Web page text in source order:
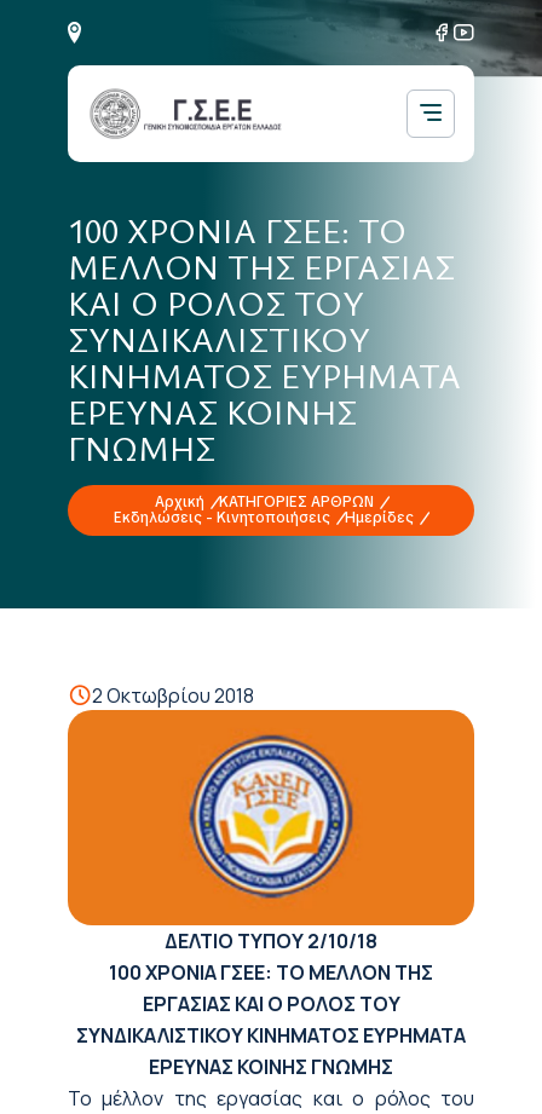
100 ΧΡΟΝΙΑ ΓΣΕΕ: ΤΟ
ΜΕΛΛΟΝ ΤΗΣ ΕΡΓΑΣΙΑΣ
ΚΑΙ Ο ΡΟΛΟΣ ΤΟΥ
ΣΥΝΔΙΚΑΛΙΣΤΙΚΟΥ
ΚΙΝΗΜΑΤΟΣ ΕΥΡΗΜΑΤΑ
ΕΡΕΥΝΑΣ ΚΟΙΝΗΣ
ΓΝΩΜΗΣ
Αρχική
ΚΑΤΗΓΟΡΙΕΣ ΑΡΘΡΩΝ
Εκδηλώσεις - Κινητοποιήσεις
Ημερίδες
2 Οκτωβρίου 2018
ΔΕΛΤΙΟ ΤΥΠΟΥ2/10/18
100 ΧΡΟΝΙΑ ΓΣΕΕ: ΤΟ ΜΕΛΛΟΝ ΤΗΣ
ΕΡΓΑΣΙΑΣ ΚΑΙ Ο ΡΟΛΟΣ ΤΟΥ
ΣΥΝΔΙΚΑΛΙΣΤΙΚΟΥ ΚΙΝΗΜΑΤΟΣ ΕΥΡΗΜΑΤΑ
ΕΡΕΥΝΑΣ ΚΟΙΝΗΣ ΓΝΩΜΗΣ
Το μέλλον της εργασίας και ο ρόλος του